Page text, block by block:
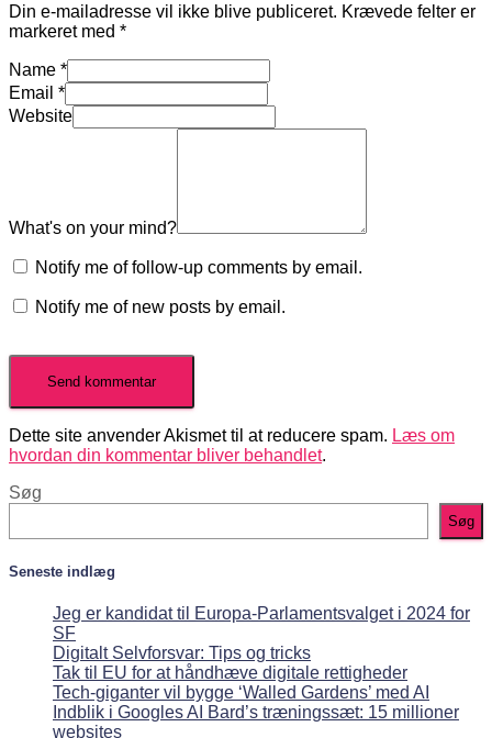
Din e-mailadresse vil ikke blive publiceret. Krævede felter er
markeret med *
Name *
Email *
Website
What's on your mind?
Notify me of follow-up comments by email.
Notify me of new posts by email.
Dette site anvender Akismet til at reducere spam. Læs om
hvordan din kommentar bliver behandlet.
Søg
Søg
Seneste indlæg
Jeg er kandidat til Europa-Parlamentsvalget i 2024 for
SF
Digitalt Selvforsvar: Tips og tricks
Tak til EU for at håndhæve digitale rettigheder
Tech-giganter vil bygge ‘Walled Gardens’ med AI
Indblik i Googles AI Bard’s træningssæt: 15 millioner
websites